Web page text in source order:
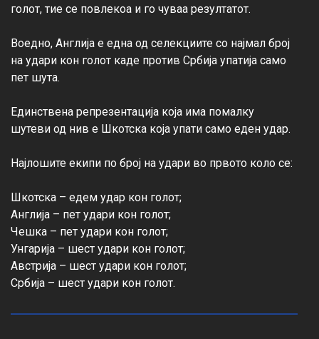
голот, тие се повлекоа и го чуваа резултатот.
Воедно, Англија е една од селекциите со најмал број
на удари кон голот каде против Србија упатија само
пет шута.
Единствена репрезентација која има помалку
шутеви од нив е Шкотска која упати само еден удар.
Најлошите екипи по број на удари во првото коло се:
Шкотска – едем удар кон голот;
Англија – пет удари кон голот;
Чешка – пет удари кон голот;
Унгарија – шест удари кон голот;
Австрија – шест удари кон голот;
Србија – шест удари кон голот.